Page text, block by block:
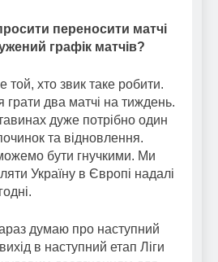
переносити матчі
графік матчів?
хто звик таке робити.
грати два матчі на тиждень.
дуже потрібно один
та відновлення.
бути гнучкими. Ми
Україну в Європі надалі
думаю про наступний
в наступний етап Ліги